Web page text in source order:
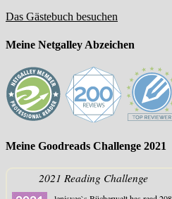
Das Gästebuch besuchen
Meine Netgalley Abzeichen
Meine Goodreads Challenge 2021
2021 Reading Challenge